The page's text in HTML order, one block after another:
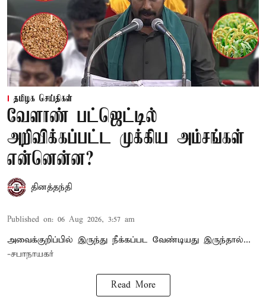
தமிழக செய்திகள்
வேளாண் பட்ஜெட்டில்
அறிவிக்கப்பட்ட முக்கிய அம்சங்கள்
என்னென்ன?
தினத்தந்தி
Published on: 06 Aug 2026, 3:57 am
அவைக்குறிப்பில் இருந்து நீக்கப்பட வேண்டியது இருந்தால்...
-சபாநாயகர்
Read More